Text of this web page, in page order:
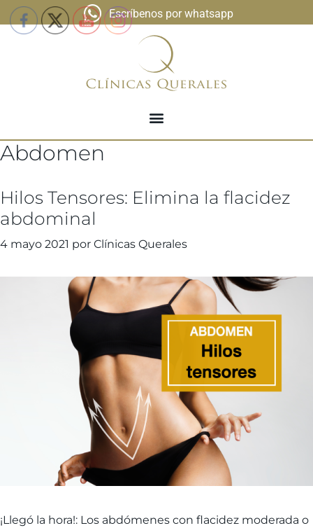
Escríbenos por whatsapp
Abdomen
Hilos Tensores: Elimina la flacidez
abdominal
4 mayo 2021 por Clínicas Querales
¡Llegó la hora!: Los abdómenes con flacidez moderada o